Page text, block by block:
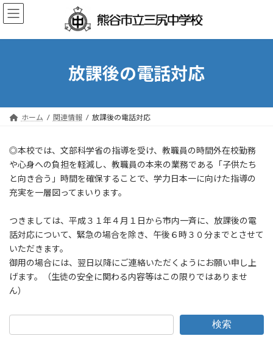
コ
ン
ン
ナ
ビ
ー
放課後の電話対応
ホーム 関連情報 放課後の電話対応
◎本校では、文部科学省の指導を受け、教職員の時間外在校勤務
や心身への負担を軽減し、教職員の本来の業務である「子供たち
と向き合う」時間を確保することで、学力日本一に向けた指導の
充実を一層図ってまいります。
つきましては、平成３１年４月１日から市内一斉に、放課後の電
話対応について、緊急の場合を除き、午後６時３０分までとさせて
いただきます。
御用の場合には、翌日以降にご連絡いただくようにお願い申し上
げます。（生徒の安全に関わる内容等はこの限りではありませ
ん）
検索